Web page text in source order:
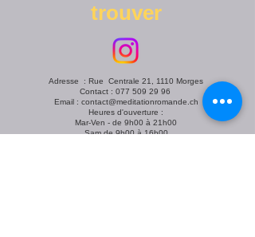
trouver
Adresse : Rue Centrale 21, 1110 Morges
Contact : 077 509 29 96
Email : contact@meditationromande.ch
Heures d'ouverture :
Mar-Ven - de 9h00 à 21h00
Sam de 9h00 à 16h00